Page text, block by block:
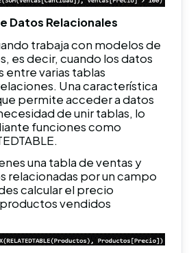
Datos Relacionales
trabaja con modelos de
es decir, cuando los datos
entre varias tablas
Una característica
permite acceder a datos
de unir tablas, lo
funciones como
una tabla de ventas y
relacionadas por un campo
calcular el precio
vendidos